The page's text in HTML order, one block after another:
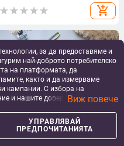
add_shopping_cart
за да предоставяме и
най-доброто потребителско
на платформата, да
както и да измерваме
кампании. С избора на
и нашите доверени партньори
на вашето устройство
по всяко време да управлявате
предпочитанията“.
Виж повече
УПРАВЛЯВАЙ
ПРЕДПОЧИТАНИЯТА